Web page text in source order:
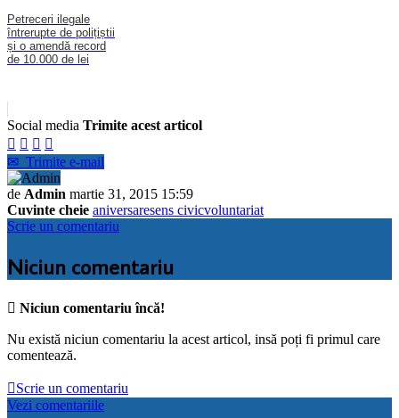
Petreceri ilegale
întrerupte de polițiștii
și o amendă record
de 10.000 de lei
Social media Trimite acest articol
   
✉ Trimite e-mail
de Admin martie 31, 2015 15:59
Cuvinte cheie aniversaresens civicvoluntariat
Scrie un comentariu
Niciun comentariu
 Niciun comentariu încă!
Nu există niciun comentariu la acest articol, insă poți fi primul care
comentează.
Scrie un comentariu
Vezi comentariile